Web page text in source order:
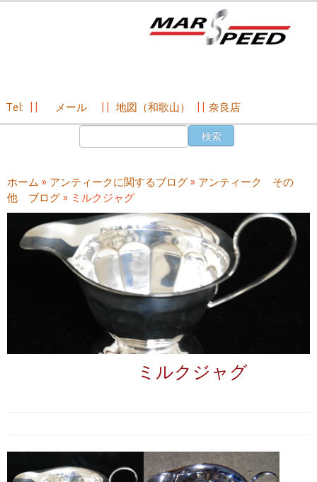
ン
ツ
へ
Tel: メール 地図（和歌山） 奈良店
ホーム » アンティークに関するブログ» アンティーク その
他 ブログ» ミルクジャグ
ミルクジャグ